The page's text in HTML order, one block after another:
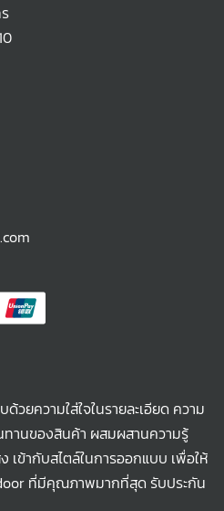
ยความใส่ใจในรายละเอียด ความ
ทานของสินค้า ผสมผสานความรู้
ข้ากับสไตล์ในการออกแบบ เพื่อให้
ที่มีคุณภาพมากที่สุด รับประกัน